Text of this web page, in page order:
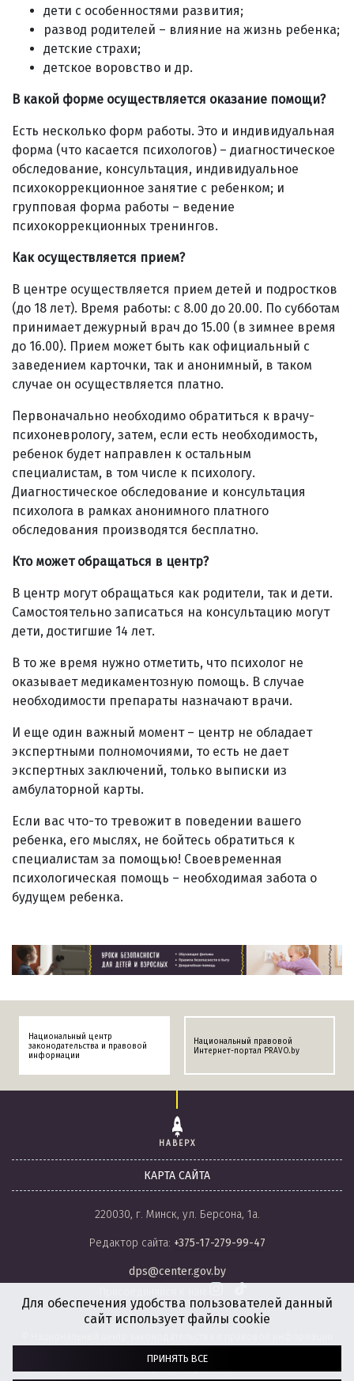
дети с особенностями развития;
развод родителей – влияние на жизнь ребенка;
детские страхи;
детское воровство и др.
В какой форме осуществляется оказание помощи?
Есть несколько форм работы. Это и индивидуальная
форма (что касается психологов) – диагностическое
обследование, консультация, индивидуальное
психокоррекционное занятие с ребенком; и
групповая форма работы – ведение
психокоррекционных тренингов.
Как осуществляется прием?
В центре осуществляется прием детей и подростков
(до 18 лет). Время работы: с 8.00 до 20.00. По субботам
принимает дежурный врач до 15.00 (в зимнее время
до 16.00). Прием может быть как официальный с
заведением карточки, так и анонимный, в таком
случае он осуществляется платно.
Первоначально необходимо обратиться к врачу-
психоневрологу, затем, если есть необходимость,
ребенок будет направлен к остальным
специалистам, в том числе к психологу.
Диагностическое обследование и консультация
психолога в рамках анонимного платного
обследования производятся бесплатно.
Кто может обращаться в центр?
В центр могут обращаться как родители, так и дети.
Самостоятельно записаться на консультацию могут
дети, достигшие 14 лет.
В то же время нужно отметить, что психолог не
оказывает медикаментозную помощь. В случае
необходимости препараты назначают врачи.
И еще один важный момент – центр не обладает
экспертными полномочиями, то есть не дает
экспертных заключений, только выписки из
амбулаторной карты.
Если вас что-то тревожит в поведении вашего
ребенка, его мыслях, не бойтесь обратиться к
специалистам за помощью! Своевременная
психологическая помощь – необходимая забота о
будущем ребенка.
Национальный центр
законодательства и правовой
информации
Национальный правовой
Интернет-портал PRAVO.by
НАВЕРХ
КАРТА САЙТА
220030, г. Минск, ул. Берсона, 1а.
Редактор сайта: +375-17-279-99-47
dps@center.gov.by
Республики Беларусь, 2008-2026.
Для обеспечения удобства пользователей данный
сайт использует файлы cookie
ПРИНЯТЬ ВСЕ